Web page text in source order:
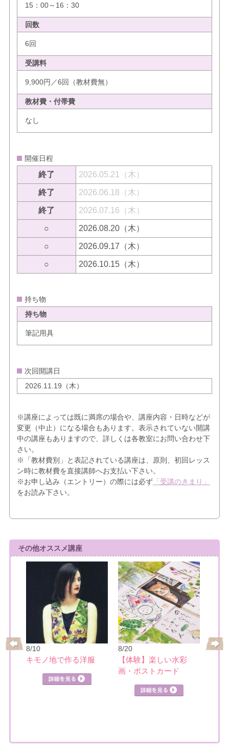
15：00～16：30
回数
6回
受講料
9,900円／6回（教材費無）
教材費・付帯費
なし
開催日程
終了 2026.05.21（木）
終了 2026.06.18（木）
終了 2026.07.16（木）
○ 2026.08.20（木）
○ 2026.09.17（木）
○ 2026.10.15（木）
持ち物
持ち物
筆記用具
次回開講日
2026.11.19（木）
※講座によっては既に満席の場合や、講座内容・日時などが
変更（中止）になる場合もあります。表示されていない開講
中の講座もありますので、詳しくは各教室にお問い合わせ下
さい。
※「教材費別」と表記されている講座は、原則、初回レッス
ン時に教材費を直接講師へお支払い下さい。
※お申し込み（エントリー）の際には必ず「受講のきまり」
をお読み下さい。
その他オススメ講座
8/10
キモノ地で作る洋服
8/20
【体験】楽しい水彩
画・ポストカード